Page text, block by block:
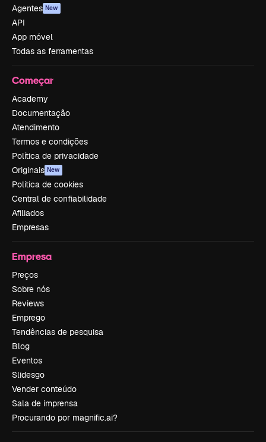
Agentes New
API
App móvel
Todas as ferramentas
Começar
Academy
Documentação
Atendimento
Termos e condições
Política de privacidade
Originais New
Política de cookies
Central de confiabilidade
Afiliados
Empresas
Empresa
Preços
Sobre nós
Reviews
Emprego
Tendências de pesquisa
Blog
Eventos
Slidesgo
Vender conteúdo
Sala de imprensa
Procurando por magnific.ai?